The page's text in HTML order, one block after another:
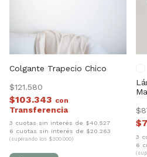
Colgante Trapecio Chico
$121.580
$103.343 con
3 cuotas sin interés de $40.527
6 cuotas sin interés de $20.263
(superando los $300.000)
3
6